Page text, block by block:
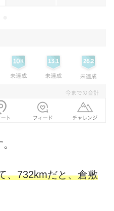
、732kmだと、倉敷